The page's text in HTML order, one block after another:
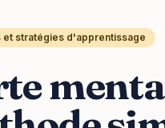
et stratégies d'apprentissage